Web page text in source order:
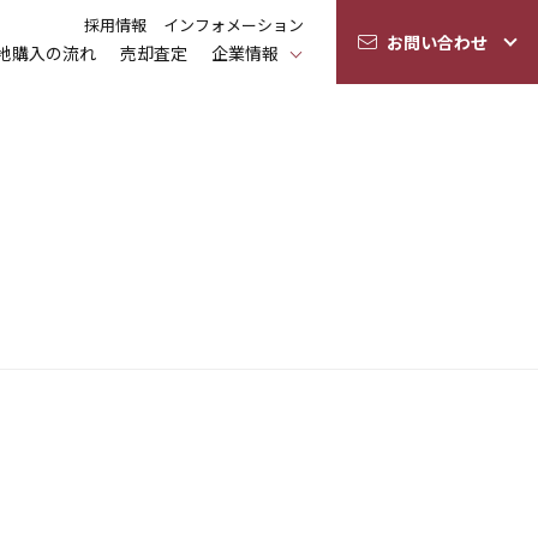
採用情報 インフォメーション
購入の流れ 売却査定 企業情報 お問い合わせ